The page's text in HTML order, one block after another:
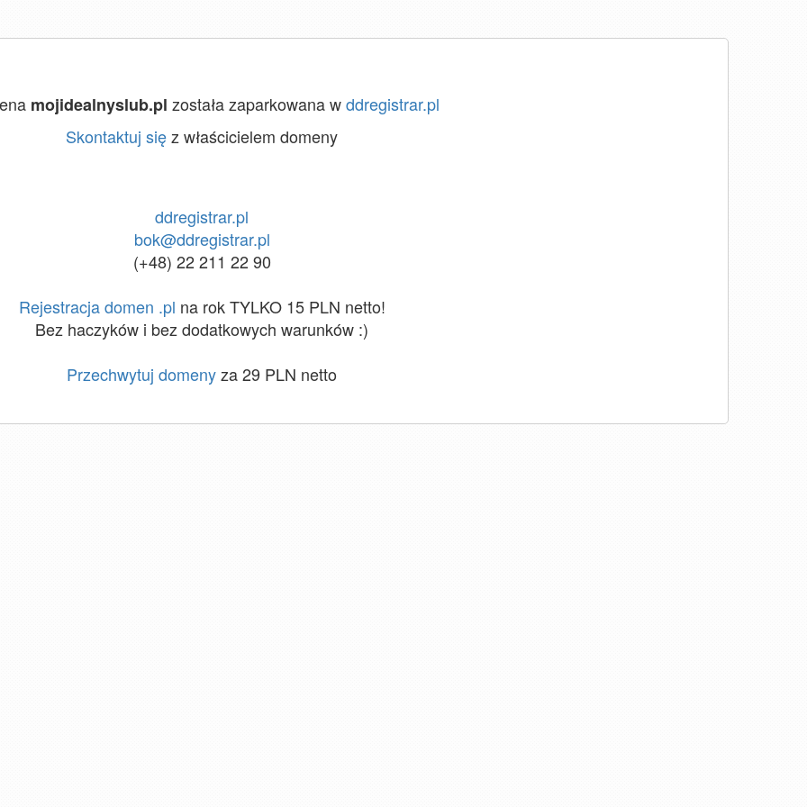
mojidealnyslub.pl została zaparkowana wddregistrar.pl
Skontaktuj sięz właścicielem domeny
ddregistrar.pl
bok@ddregistrar.pl
(+48) 22 211 22 90
Rejestracja domen .pl na rok TYLKO 15 PLN netto!
Bez haczyków i bez dodatkowych warunków :)
Przechwytuj domenyza 29 PLN netto